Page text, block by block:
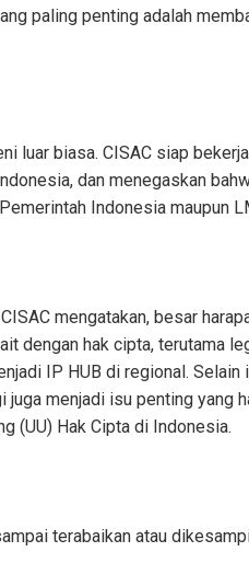
paling penting adalah
luar biasa. CISAC siap
dan menegaskan
Indonesia maupun
mengatakan, besar
dengan hak cipta, terutama
IP HUB di regional. Selain
juga menjadi isu penting yang
(UU) Hak Cipta di Indonesia.
terabaikan atau